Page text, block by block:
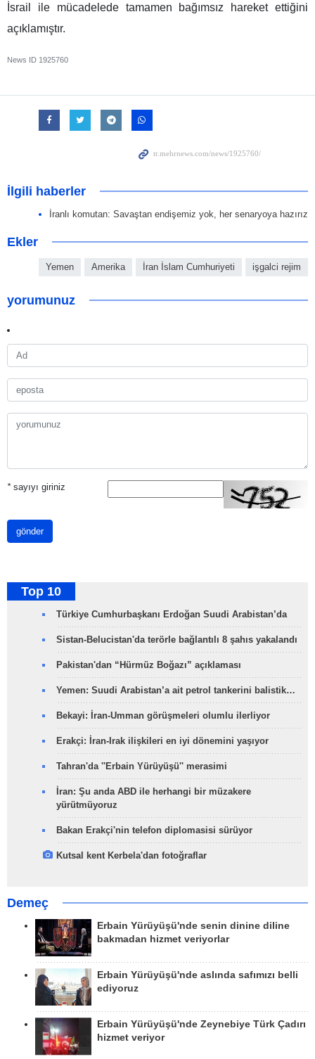
İsrail ile mücadelede tamamen bağımsız hareket ettiğini
açıklamıştır.
News ID 1925760
İlgili haberler
İranlı komutan: Savaştan endişemiz yok, her senaryoya hazırız
Ekler
Yemen Amerika İran İslam Cumhuriyeti işgalci rejim
yorumunuz
*sayıyı giriniz
gönder
Top 10
Türkiye Cumhurbaşkanı Erdoğan Suudi Arabistan’da
Sistan-Belucistan'da terörle bağlantılı 8 şahıs yakalandı
Pakistan'dan “Hürmüz Boğazı” açıklaması
Yemen: Suudi Arabistan’a ait petrol tankerini balistik…
Bekayi: İran-Umman görüşmeleri olumlu ilerliyor
Erakçi: İran-Irak ilişkileri en iyi dönemini yaşıyor
Tahran'da ''Erbain Yürüyüşü'' merasimi
İran: Şu anda ABD ile herhangi bir müzakere
yürütmüyoruz
Bakan Erakçi'nin telefon diplomasisi sürüyor
Kutsal kent Kerbela'dan fotoğraflar
Demeç
Erbain Yürüyüşü'nde senin dinine diline
bakmadan hizmet veriyorlar
Erbain Yürüyüşü'nde aslında safımızı belli
ediyoruz
Erbain Yürüyüşü'nde Zeynebiye Türk Çadırı
hizmet veriyor